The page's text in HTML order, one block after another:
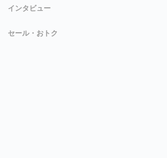
インタビュー
セール・おトク